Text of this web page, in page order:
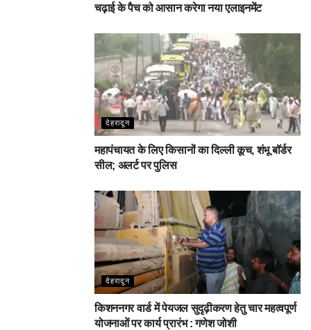
चढ़ाई के पैच को आसान करेगा नया एलाइनमेंट
देहरादून
महापंचायत के लिए किसानों का दिल्ली कूच, शंभू बॉर्डर
सील; अलर्ट पर पुलिस
देहरादून
किशननगर वार्ड में पेयजल सुदृढ़ीकरण हेतु चार महत्वपूर्ण
योजनाओं पर कार्य प्रारंभ : गणेश जोशी